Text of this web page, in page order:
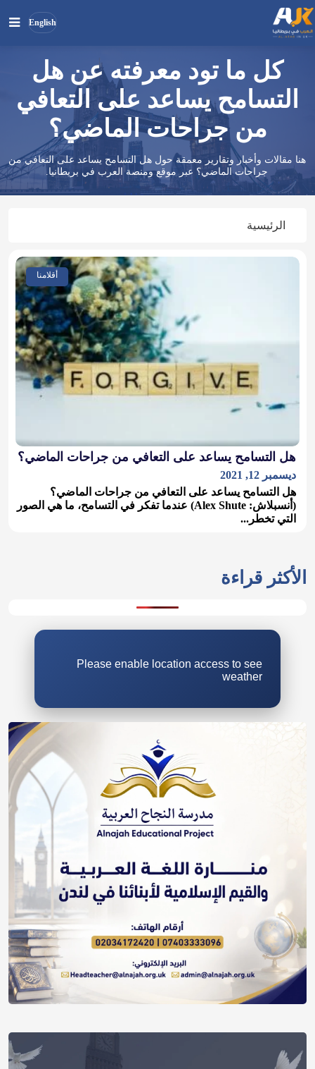
English
ابحث
في
الموقع
بحث
كل ما تود معرفته عن هل
التسامح يساعد على التعافي
من جراحات الماضي؟
هنا مقالات وأخبار وتقارير معمقة حول هل التسامح يساعد على التعافي من
جراحات الماضي؟ عبر موقع ومنصة العرب في بريطانيا.
الرئيسية
أقلامنا
هل التسامح يساعد على التعافي من جراحات الماضي؟
ديسمبر 12, 2021
هل التسامح يساعد على التعافي من جراحات الماضي؟
(أنسبلاش: Alex Shute) عندما تفكر في التسامح، ما هي الصور
التي تخطر...
الأكثر قراءة
Please enable location access to see
weather